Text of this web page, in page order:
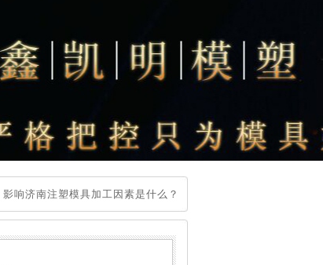
影响济南注塑模具加工因素是什么？